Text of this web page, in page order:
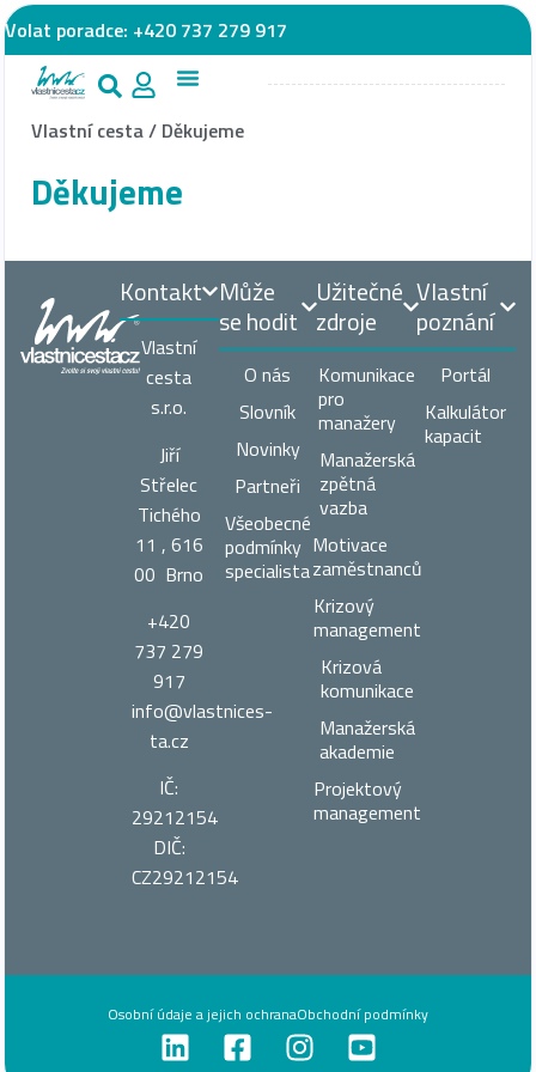
Volat poradce: +420 737 279 917
Vlastní cesta/ Děkujeme
Děkujeme
Může
se hodit
O nás
Slovník
Novinky
Partneři
Všeobecné
podmínky
specialista
Užitečné
zdroje
Komunikace
pro
manažery
Manažerská
zpětná
vazba
Motivace
zaměstnanců
Krizový
management
Krizová
komunikace
Manažerská
akademie
Projektový
management
Vlastní
poznání
Portál
Kalkulátor
kapacit
Kontakt
Vlastní
cesta
s.r.o.
Jiří
Střelec
Tichého
11 , 616
00 Brno
+420
737 279
917
info@vlastnices­
ta.cz
IČ:
29212154
DIČ:
CZ29212154
Osobní údaje a jejich ochranaObchodní podmínky